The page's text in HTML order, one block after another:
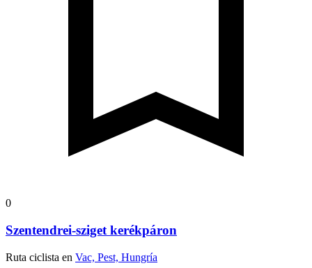
0
Szentendrei-sziget kerékpáron
Ruta ciclista en Vac, Pest, Hungría